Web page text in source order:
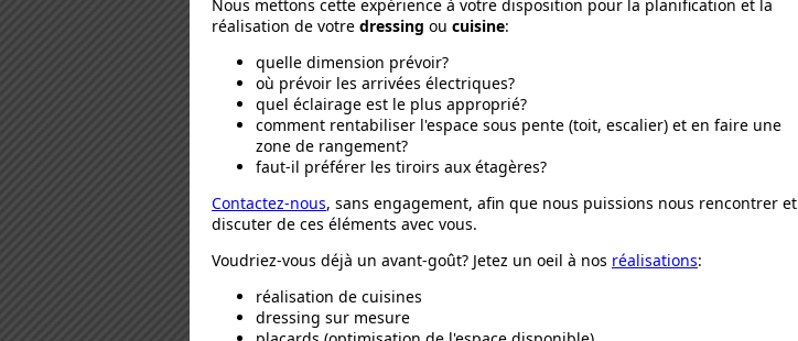
Nous mettons cette expérience à votre disposition pour la planification et la
réalisation de votre dressing ou cuisine:
quelle dimension prévoir?
où prévoir les arrivées électriques?
quel éclairage est le plus approprié?
comment rentabiliser l'espace sous pente (toit, escalier) et en faire une
zone de rangement?
faut-il préférer les tiroirs aux étagères?
Contactez-nous, sans engagement, afin que nous puissions nous rencontrer et
discuter de ces éléments avec vous.
Voudriez-vous déjà un avant-goût? Jetez un oeil à nos réalisations:
réalisation de cuisines
dressing sur mesure